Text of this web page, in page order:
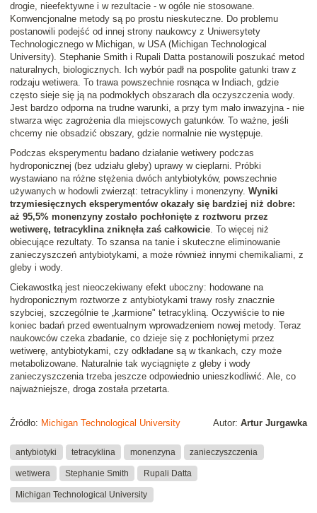
drogie, nieefektywne i w rezultacie - w ogóle nie stosowane.
Konwencjonalne metody są po prostu nieskuteczne. Do problemu
postanowili podejść od innej strony naukowcy z Uniwersytety
Technologicznego w Michigan, w USA (Michigan Technological
University). Stephanie Smith i Rupali Datta postanowili poszukać metod
naturalnych, biologicznych. Ich wybór padł na pospolite gatunki traw z
rodzaju wetiwera. To trawa powszechnie rosnąca w Indiach, gdzie
często sieje się ją na podmokłych obszarach dla oczyszczenia wody.
Jest bardzo odporna na trudne warunki, a przy tym mało inwazyjna - nie
stwarza więc zagrożenia dla miejscowych gatunków. To ważne, jeśli
chcemy nie obsadzić obszary, gdzie normalnie nie występuje.
Podczas eksperymentu badano działanie wetiwery podczas
hydroponicznej (bez udziału gleby) uprawy w cieplarni. Próbki
wystawiano na różne stężenia dwóch antybiotyków, powszechnie
używanych w hodowli zwierząt: tetracykliny i monenzyny. Wyniki
trzymiesięcznych eksperymentów okazały się bardziej niż dobre:
aż 95,5% monenzyny zostało pochłonięte z roztworu przez
wetiwerę, tetracyklina zniknęła zaś całkowicie. To więcej niż
obiecujące rezultaty. To szansa na tanie i skuteczne eliminowanie
zanieczyszczeń antybiotykami, a może również innymi chemikaliami, z
gleby i wody.
Ciekawostką jest nieoczekiwany efekt uboczny: hodowane na
hydroponicznym roztworze z antybiotykami trawy rosły znacznie
szybciej, szczególnie te „karmione" tetracykliną. Oczywiście to nie
koniec badań przed ewentualnym wprowadzeniem nowej metody. Teraz
naukowców czeka zbadanie, co dzieje się z pochłoniętymi przez
wetiwerę, antybiotykami, czy odkładane są w tkankach, czy może
metabolizowane. Naturalnie tak wyciągnięte z gleby i wody
zanieczyszczenia trzeba jeszcze odpowiednio unieszkodliwić. Ale, co
najważniejsze, droga została przetarta.
Autor: Artur Jurgawka
Źródło: Michigan Technological University
antybiotyki tetracyklina monenzyna zanieczyszczenia
wetiwera Stephanie Smith Rupali Datta
Michigan Technological University